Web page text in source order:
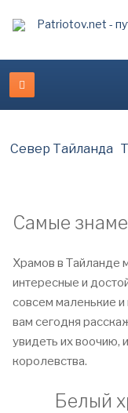
Север Тайланда
Самые
Храмов в Тайланде
интересные и
совсем маленькие и
вам сегодня
увидеть их воочию,
королевства.
Белый